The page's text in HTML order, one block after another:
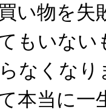
い物を失
もいない
なくな
本当に一